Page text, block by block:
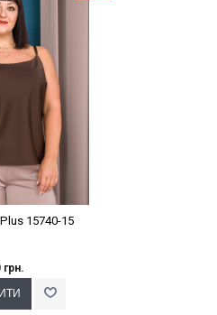
15740-15
грн.